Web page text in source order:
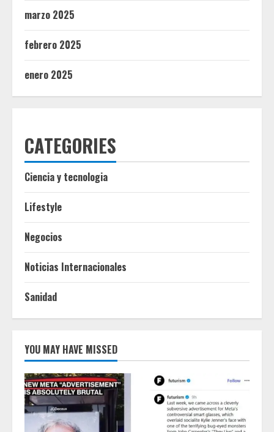
marzo 2025
febrero 2025
enero 2025
CATEGORIES
Ciencia y tecnologia
Lifestyle
Negocios
Noticias Internacionales
Sanidad
YOU MAY HAVE MISSED